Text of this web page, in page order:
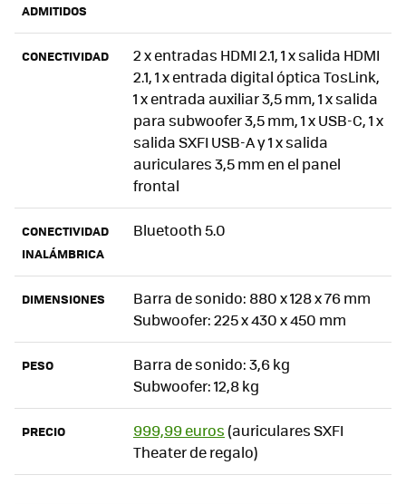
ADMITIDOS
CONECTIVIDAD
2 x entradas HDMI 2.1, 1 x salida HDMI
2.1, 1 x entrada digital óptica TosLink,
1 x entrada auxiliar 3,5 mm, 1 x salida
para subwoofer 3,5 mm, 1 x USB-C, 1 x
salida SXFI USB-A y 1 x salida
auriculares 3,5 mm en el panel
frontal
CONECTIVIDAD
INALÁMBRICA
Bluetooth 5.0
DIMENSIONES
Barra de sonido: 880 x 128 x 76 mm
Subwoofer: 225 x 430 x 450 mm
PESO
Barra de sonido: 3,6 kg
Subwoofer: 12,8 kg
PRECIO 999,99 euros (auriculares SXFI
Theater de regalo)